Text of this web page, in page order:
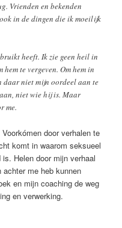
Vrienden en bekenden
in de dingen die ik moeilijk
heeft. Ik zie geen heil in
te vergeven. Om hem in
daar niet mijn oordeel aan te
niet wie hij is. Maar
me.
door verhalen te
komt in waarom seksueel
Helen door mijn verhaal
me heb kunnen
en mijn coaching de weg
en verwerking.